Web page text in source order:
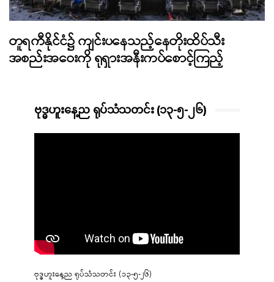
တူရကီနိုင်ငံ၌ ကျင်းပနေသည့်နေတိုးထိပ်သီး
အစည်းအဝေးကို ရုရှားအနီးကပ်စောင့်ကြည့်
ဗုဒ္ဓဟူးနေ့ည ရုပ်သံသတင်း (၁၃-၅-၂၆)
ဗုဒ္ဓဟူးနေ့ည ရုပ်သံသတင်း (၁၃-၅-၂၆)